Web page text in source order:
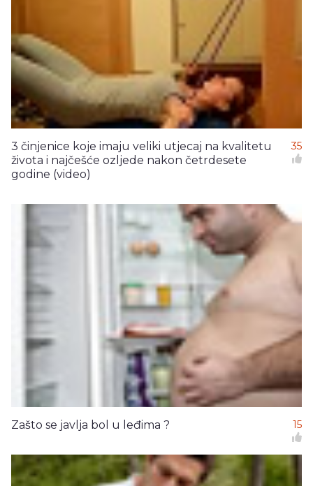
3 činjenice koje imaju veliki utjecaj na kvalitetu
života i najčešće ozljede nakon četrdesete
godine (video)
35
Zašto se javlja bol u leđima ? 15